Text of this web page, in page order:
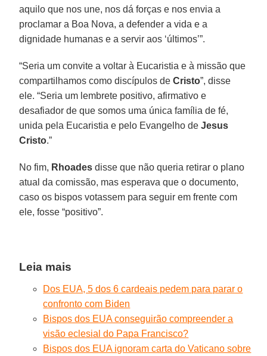
aquilo que nos une, nos dá forças e nos envia a
proclamar a Boa Nova, a defender a vida e a
dignidade humanas e a servir aos ‘últimos’”.
“Seria um convite a voltar à Eucaristia e à missão que
compartilhamos como discípulos deCristo”, disse
ele. “Seria um lembrete positivo, afirmativo e
desafiador de que somos uma única família de fé,
unida pela Eucaristia e pelo Evangelho deJesus
Cristo.”
No fim, Rhoades disse que não queria retirar o plano
atual da comissão, mas esperava que o documento,
caso os bispos votassem para seguir em frente com
ele, fosse “positivo”.
Leia mais
Dos EUA, 5 dos 6 cardeais pedem para parar o
confronto com Biden
Bispos dos EUA conseguirão compreender a
visão eclesial do Papa Francisco?
Bispos dos EUA ignoram carta do Vaticano sobre